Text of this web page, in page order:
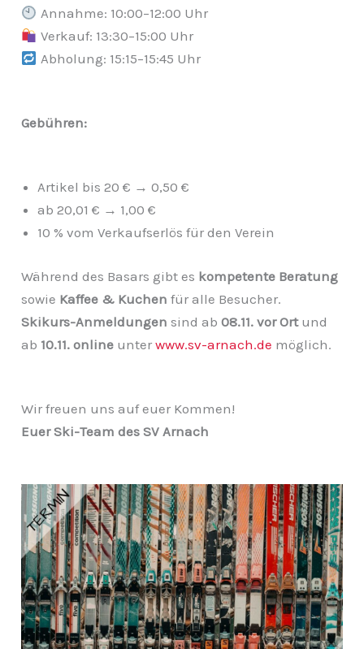
Annahme: 10:00–12:00 Uhr
Verkauf: 13:30–15:00 Uhr
Abholung: 15:15–15:45 Uhr
Gebühren:
Artikel bis 20 € → 0,50 €
ab 20,01 € → 1,00 €
10 % vom Verkaufserlös für den Verein
Während des Basars gibt es kompetente Beratung
sowie Kaffee & Kuchen für alle Besucher.
Skikurs-Anmeldungen sind ab08.11. vor Ortund
ab 10.11. online unterwww.sv-arnach.de möglich.
Wir freuen uns auf euer Kommen!
Euer Ski-Team des SV Arnach